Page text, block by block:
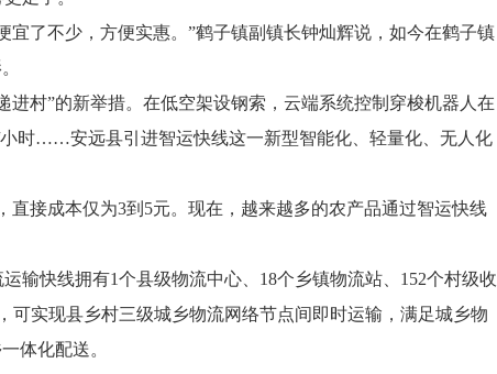
了不少，方便实惠。”鹤子镇副镇长钟灿辉说，如今在鹤子镇
村”的新举措。在低空架设钢索，云端系统控制穿梭机器人在
时……安远县引进智运快线这一新型智能化、轻量化、无人化
接成本仅为3到5元。现在，越来越多的农产品通过智运快线
输快线拥有1个县级物流中心、18个乡镇物流站、152个村级收
可实现县乡村三级城乡物流网络节点间即时运输，满足城乡物
体化配送。